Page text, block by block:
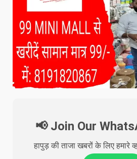
📢 Join Our
हापुड़ की ताजा खबरों के लिए हमारे